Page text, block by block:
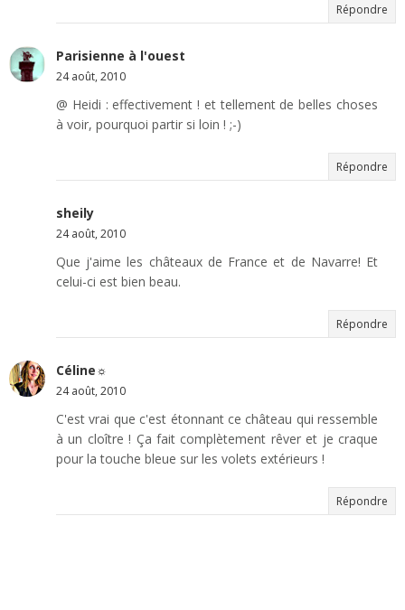
Répondre
Parisienne à l'ouest
24 août, 2010
@ Heidi : effectivement ! et tellement de belles choses
à voir, pourquoi partir si loin ! ;-)
Répondre
sheily
24 août, 2010
Que j'aime les châteaux de France et de Navarre! Et
celui-ci est bien beau.
Répondre
Céline☼
24 août, 2010
C'est vrai que c'est étonnant ce château qui ressemble
à un cloître ! Ça fait complètement rêver et je craque
pour la touche bleue sur les volets extérieurs !
Répondre